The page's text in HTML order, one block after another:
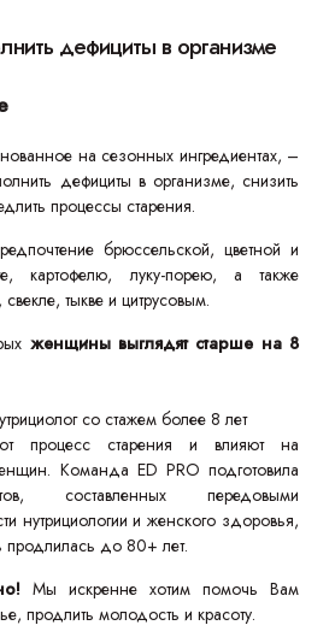
дефициты в организме
на сезонных ингредиентах, –
дефициты в организме, снизить
процессы старения.
брюссельской, цветной и
картофелю, луку-порею, а также
тыкве и цитрусовым.
женщины выглядят старше на 8
со стажем более 8 лет
процесс старения и влияют на
Команда ED PRO подготовила
составленных передовыми
нутрициологии и женского здоровья,
до 80+ лет.
Мы искренне хотим помочь Вам
продлить молодость и красоту.